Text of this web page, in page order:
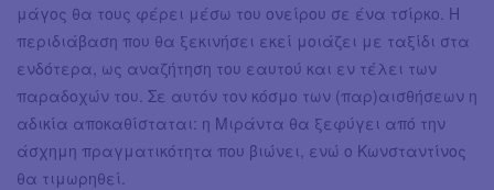
μάγος θα τους φέρει μέσω του ονείρου σε ένα τσίρκο. Η
περιδιάβαση που θα ξεκινήσει εκεί μοιάζει με ταξίδι στα
ενδότερα, ως αναζήτηση του εαυτού και εν τέλει των
παραδοχών του. Σε αυτόν τον κόσμο των (παρ)αισθήσεων η
αδικία αποκαθίσταται: η Μιράντα θα ξεφύγει από την
άσχημη πραγματικότητα που βιώνει, ενώ ο Κωνσταντίνος
θα τιμωρηθεί.